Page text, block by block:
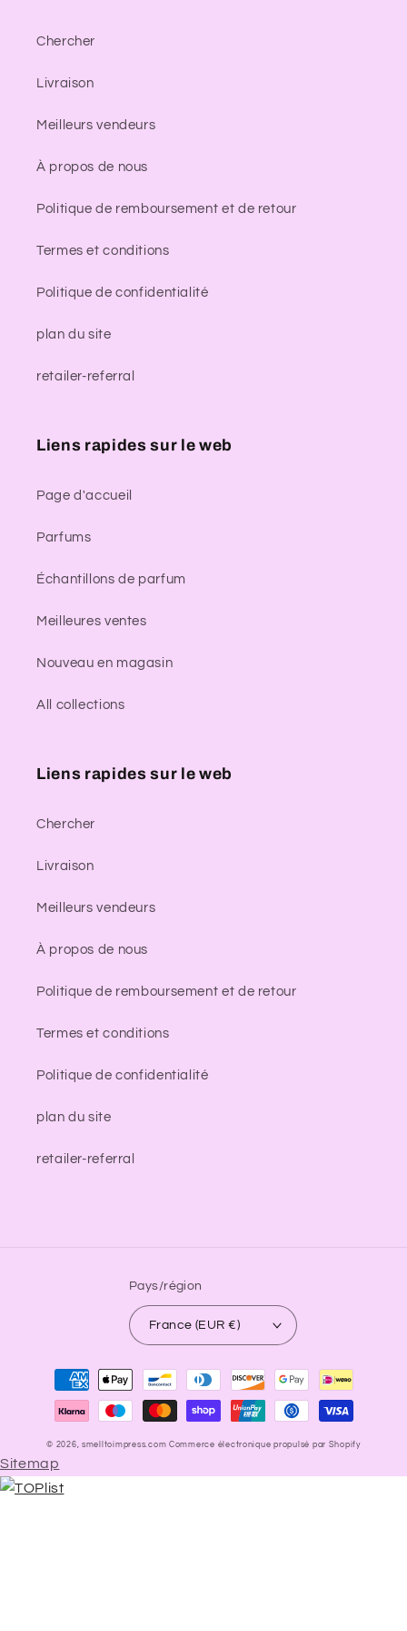
Chercher
Livraison
Meilleurs vendeurs
À propos de nous
Politique de remboursement et de retour
Termes et conditions
Politique de confidentialité
plan du site
retailer-referral
Liens rapides sur le web
Page d'accueil
Parfums
Échantillons de parfum
Meilleures ventes
Nouveau en magasin
All collections
Liens rapides sur le web
Chercher
Livraison
Meilleurs vendeurs
À propos de nous
Politique de remboursement et de retour
Termes et conditions
Politique de confidentialité
plan du site
retailer-referral
Pays/région
France (EUR €)
Moyens
paiement
© 2026,smelltoimpress.com Commerce électronique propulsé par Shopify
Sitemap